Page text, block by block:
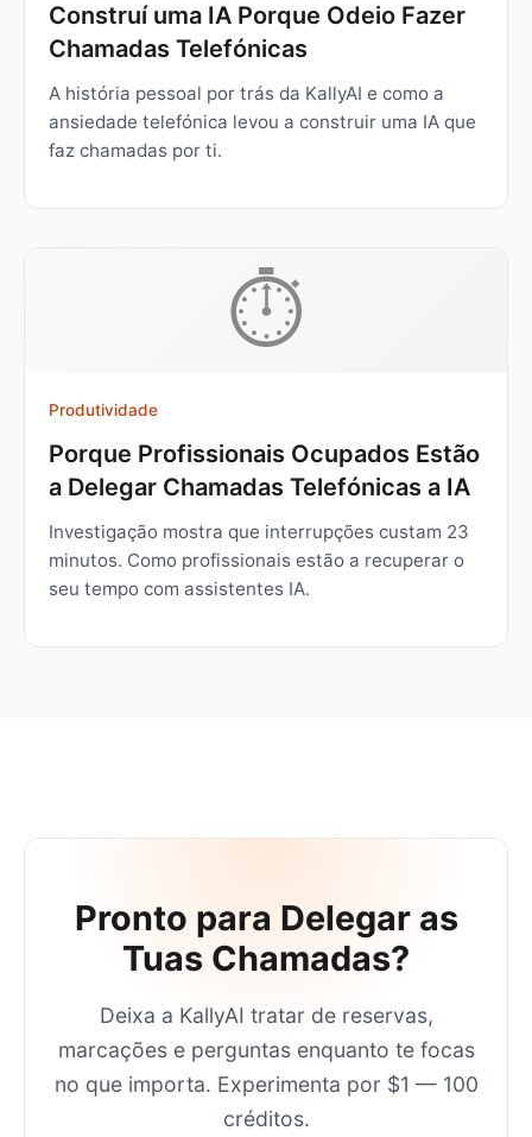
Construí uma IA Porque Odeio Fazer
Chamadas Telefónicas
A história pessoal por trás da KallyAI e como a
ansiedade telefónica levou a construir uma IA que
faz chamadas por ti.
⏱️
Produtividade
Porque Profissionais Ocupados Estão
a Delegar Chamadas Telefónicas a IA
Investigação mostra que interrupções custam 23
minutos. Como profissionais estão a recuperar o
seu tempo com assistentes IA.
Pronto para Delegar as
Tuas Chamadas?
Deixa a KallyAI tratar de reservas,
marcações e perguntas enquanto te focas
no que importa. Experimenta por $1 — 100
créditos.